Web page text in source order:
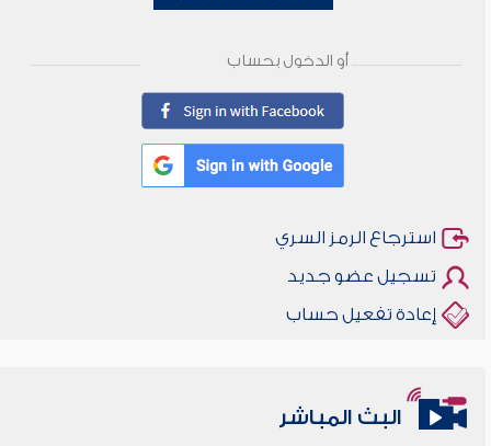
أو الدخول بحساب
استرجاع الرمز السري
تسجيل عضو جديد
إعادة تفعيل حساب
البث المباشر